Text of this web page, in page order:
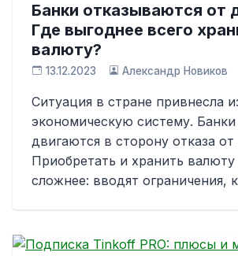
Банки отказываются от
Где выгоднее всего
валюту?
13.12.2023 Александр Новиков
Ситуация в стране привнесла
экономическую систему.
двигаются в сторону отказа от
Приобретать и хранить валюту
сложнее: вводят ограничения,